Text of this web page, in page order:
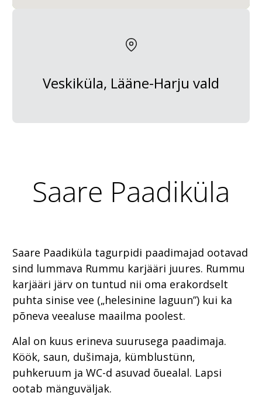
Veskiküla, Lääne-Harju vald
Saare Paadiküla
Saare Paadiküla tagurpidi paadimajad ootavad
sind lummava Rummu karjääri juures. Rummu
karjääri järv on tuntud nii oma erakordselt
puhta sinise vee („helesinine laguun”) kui ka
põneva veealuse maailma poolest.
Alal on kuus erineva suurusega paadimaja.
Köök, saun, dušimaja, kümblustünn,
puhkeruum ja WC-d asuvad õuealal. Lapsi
ootab mänguväljak.